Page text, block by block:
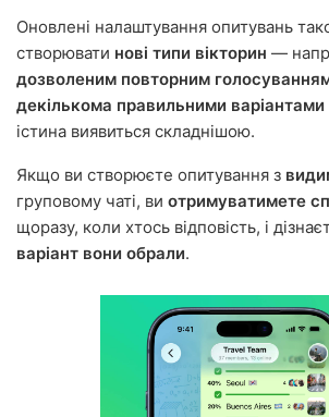
Оновлені налаштування опитувань
створювати нові типи вікторин —
дозволеним повторним
декількома правильними варіантами
істина виявиться складнішою.
Якщо ви створюєте опитування з
груповому чаті, ви отримуватимете
щоразу, коли хтось відповість, і
варіант вони обрали.